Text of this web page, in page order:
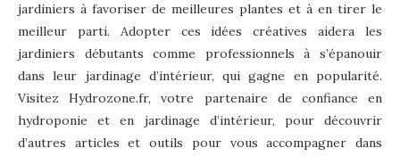
jardiniers à favoriser de meilleures plantes et à en tirer le
meilleur parti. Adopter ces idées créatives aidera les
jardiniers débutants comme professionnels à s’épanouir
dans leur jardinage d’intérieur, qui gagne en popularité.
Visitez Hydrozone.fr, votre partenaire de confiance en
hydroponie et en jardinage d’intérieur, pour découvrir
d’autres articles et outils pour vous accompagner dans